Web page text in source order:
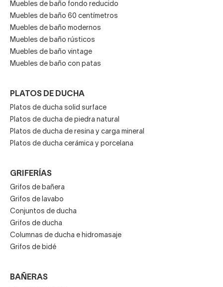
Muebles de baño fondo reducido
Muebles de baño 60 centímetros
Muebles de baño modernos
Muebles de baño rústicos
Muebles de baño vintage
Muebles de baño con patas
PLATOS DE DUCHA
Platos de ducha solid surface
Platos de ducha de piedra natural
Platos de ducha de resina y carga mineral
Platos de ducha cerámica y porcelana
GRIFERÍAS
Grifos de bañera
Grifos de lavabo
Conjuntos de ducha
Grifos de ducha
Columnas de ducha e hidromasaje
Grifos de bidé
BAÑERAS